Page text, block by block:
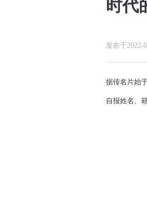
时代
发布于2022-
据传名片始
自报姓名、